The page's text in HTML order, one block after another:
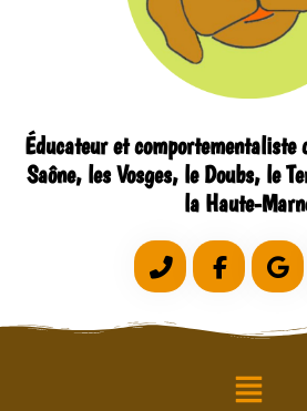
Éducateur et comportementaliste
Saône, les Vosges, le Doubs, le
la Haute-